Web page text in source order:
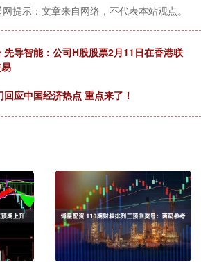
提示：文章来自网络，不代表本站观点。
先导智能：公司H股股票2月11日在香港联
应中国经济热点 重点来了！